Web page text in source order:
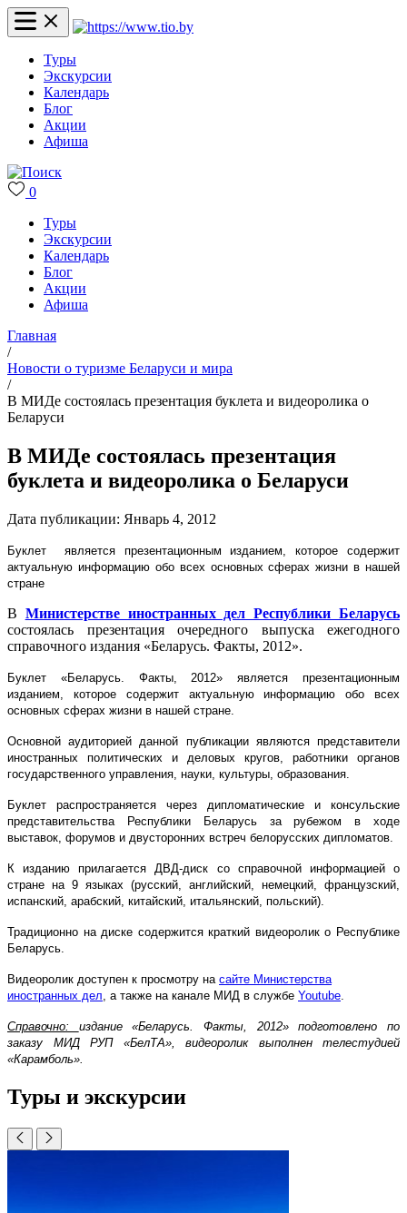
Туры
Экскурсии
Календарь
Блог
Акции
Афиша
0
Туры
Экскурсии
Календарь
Блог
Акции
Афиша
Главная
/
Новости о туризме Беларуси и мира
/
В МИДе состоялась презентация буклета и видеоролика о
Беларуси
В МИДе состоялась презентация
буклета и видеоролика о Беларуси
Дата публикации: Январь 4, 2012
Буклет является презентационным изданием, которое содержит
актуальную информацию обо всех основных сферах жизни в нашей
стране
В Министерстве иностранных дел Республики Беларусь
состоялась презентация очередного выпуска ежегодного
справочного издания «Беларусь. Факты, 2012».
Буклет «Беларусь. Факты, 2012» является презентационным
изданием, которое содержит актуальную информацию обо всех
основных сферах жизни в нашей стране.
Основной аудиторией данной публикации являются представители
иностранных политических и деловых кругов, работники органов
государственного управления, науки, культуры, образования.
Буклет распространяется через дипломатические и консульские
представительства Республики Беларусь за рубежом в ходе
выставок, форумов и двусторонних встреч белорусских дипломатов.
К изданию прилагается ДВД-диск со справочной информацией о
стране на 9 языках (русский, английский, немецкий, французский,
испанский, арабский, китайский, итальянский, польский).
Традиционно на диске содержится краткий видеоролик о Республике
Беларусь.
Видеоролик доступен к просмотру на сайте Министерства
иностранных дел , а также на канале МИД в службе Youtube
Справочно: издание «Беларусь. Факты, 2012» подготовлено по
заказу МИД РУП «БелТА», видеоролик выполнен телестудией
«Карамболь».
Туры и экскурсии